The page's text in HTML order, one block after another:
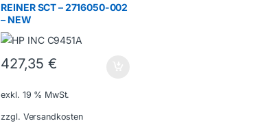
REINER SCT – 2716050-002
– NEW
427,35 €
exkl. 19 % MwSt.
zzgl. Versandkosten